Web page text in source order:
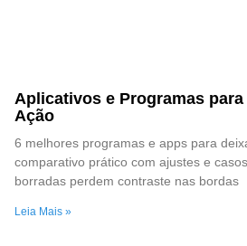
Aplicativos e Programas
Ação
6 melhores programas e apps para
comparativo prático com ajustes e
borradas perdem contraste nas bordas
Leia Mais »